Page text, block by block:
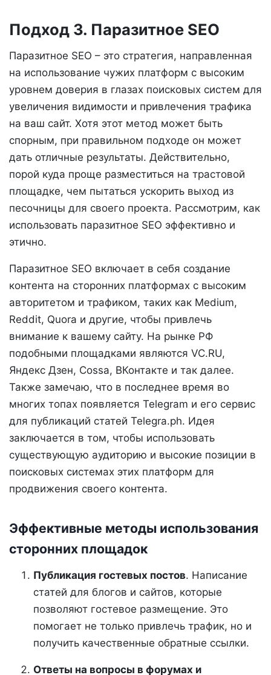
Подход 3. Паразитное SEO
Паразитное SEO – это стратегия, направленная
на использование чужих платформ с высоким
уровнем доверия в глазах поисковых систем для
увеличения видимости и привлечения трафика
на ваш сайт. Хотя этот метод может быть
спорным, при правильном подходе он может
дать отличные результаты. Действительно,
порой куда проще разместиться на трастовой
площадке, чем пытаться ускорить выход из
песочницы для своего проекта. Рассмотрим, как
использовать паразитное SEO эффективно и
этично.
Паразитное SEO включает в себя создание
контента на сторонних платформах с высоким
авторитетом и трафиком, таких как Medium,
Reddit, Quora и другие, чтобы привлечь
внимание к вашему сайту. На рынке РФ
подобными площадками являются VC.RU,
Яндекс Дзен, Cossa, ВКонтакте и так далее.
Также замечаю, что в последнее время во
многих топах появляется Telegram и его сервис
для публикаций статей Telegra.ph. Идея
заключается в том, чтобы использовать
существующую аудиторию и высокие позиции в
поисковых системах этих платформ для
продвижения своего контента.
Эффективные методы использования
сторонних площадок
Публикация гостевых постов. Написание
статей для блогов и сайтов, которые
позволяют гостевое размещение. Это
помогает не только привлечь трафик, но и
получить качественные обратные ссылки.
Ответы на вопросы в форумах и